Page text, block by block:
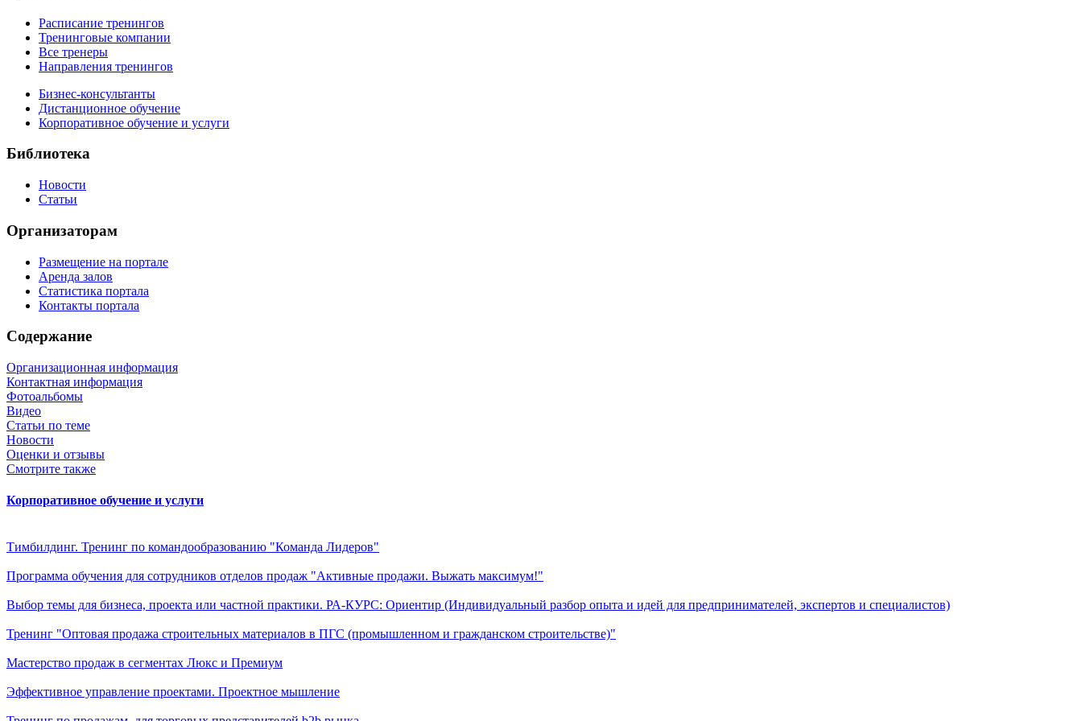
Расписание тренингов
Тренинговые компании
Все тренеры
Направления тренингов
Бизнес-консультанты
Дистанционное обучение
Корпоративное обучение и услуги
Библиотека
Новости
Статьи
Организаторам
Размещение на портале
Аренда залов
Статистика портала
Контакты портала
Содержание
Организационная информация
Контактная информация
Фотоальбомы
Видео
Статьи по теме
Новости
Оценки и отзывы
Смотрите также
Корпоративное обучение и услуги
Тимбилдинг. Тренинг по командообразованию "Команда Лидеров"
Программа обучения для сотрудников отделов продаж "Активные продажи. Выжать максимум!"
Выбор темы для бизнеса, проекта или частной практики. РА-КУРС: Ориентир (Индивидуальный разбор опыта и идей для предпринимателей, экспертов и специалистов)
Тренинг "Оптовая продажа строительных материалов в ПГС (промышленном и гражданском строительстве)"
Мастерство продаж в сегментах Люкс и Премиум
Эффективное управление проектами. Проектное мышление